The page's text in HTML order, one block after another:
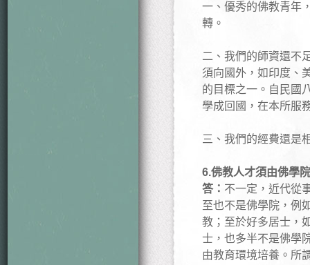
一、優秀的佛教青年
轉。
二、我們的師資還不
須向國外，如印度、
的目標之一。自民國
學成回國，在本所服
三、我們的經費還是
6.佛教人才須由佛學
答： 不一定，近代從
至也不是佛學院，例
教；至於好多居士，
士，也多半不是佛學
由教育環境培養。所